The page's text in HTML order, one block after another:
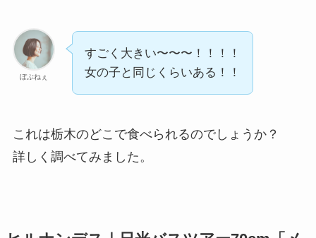
ぼぶねぇ
すごく大きい〜〜〜！！！！
女の子と同じくらいある！！
これは栃木のどこで食べられるのでしょうか？
詳しく調べてみました。